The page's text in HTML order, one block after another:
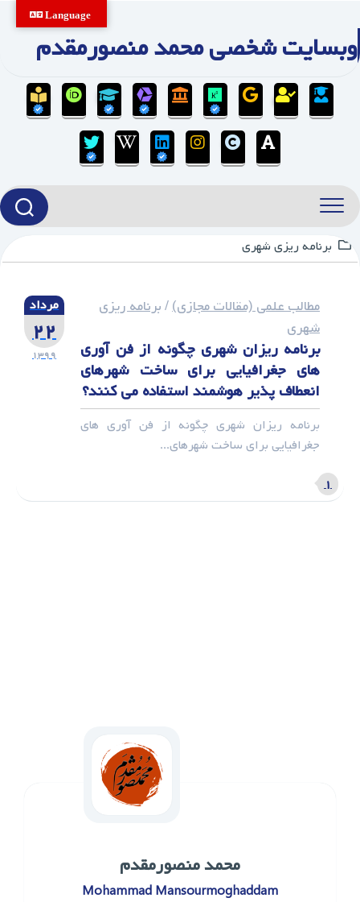
to
content
وبسایت شخصی محمد منصورمقدم
برنامه ریزی شهری
مرداد
۲۲
۱۳۹۹
مطالب علمی (مقالات مجازی)/برنامه ریزی
شهری
برنامه‌ ریزان شهری چگونه از فن آوری
های جغرافیایی برای ساخت شهرهای
انعطاف پذیر هوشمند استفاده می کنند؟
برنامه‌ ریزان شهری چگونه از فن آوری های
جغرافیایی برای ساخت شهرهای...
۱
محمد ‌منصورمقدم
Mohammad Mansourmoghaddam
Language